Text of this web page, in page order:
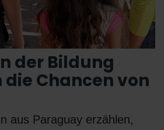
der Bildung
Chancen von
aus Paraguay erzählen,